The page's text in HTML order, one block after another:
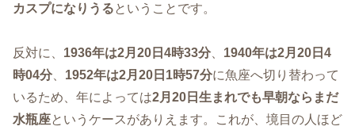
カスプになりうるということです。
反対に、 1936年は2月20日4時33分
1940年は2月20日4
時04分
1952年は2月20日1時57分に魚座へ切り替わって
いるため、年によっては2月20日生まれでも早朝ならまだ
水瓶座というケースがありえます。これが、境目の人ほど